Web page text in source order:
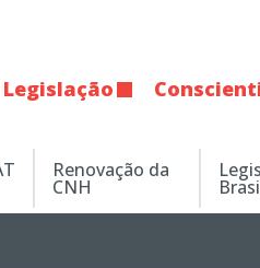
Legislação
Renovação da
CNH